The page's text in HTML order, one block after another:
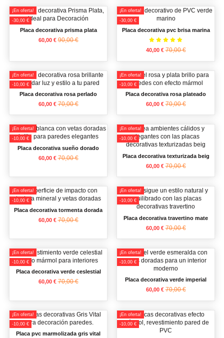
¡En oferta!
-30,00 €
Placa decorativa prisma plata
60,00 €90,00 €
¡En oferta!
-30,00 €
Placa decorativa pvc brisa marina
40,00 €70,00 €
¡En oferta!
-10,00 €
Placa decorativa rosa perlado
60,00 €70,00 €
¡En oferta!
-10,00 €
Placa decorativa rosa plateado
60,00 €70,00 €
¡En oferta!
-10,00 €
Placa decorativa sueño dorado
60,00 €70,00 €
¡En oferta!
-10,00 €
Placa decorativa texturizada beig
60,00 €70,00 €
¡En oferta!
-10,00 €
Placa decorativa tormenta dorada
60,00 €70,00 €
¡En oferta!
-10,00 €
Placa decorativa travertino mate
60,00 €70,00 €
¡En oferta!
-10,00 €
Placa decorativa verde ceslestial
60,00 €70,00 €
¡En oferta!
-10,00 €
Placa decorativa verde imperial
60,00 €70,00 €
¡En oferta!
-10,00 €
Placa pvc marmolizada gris vital
¡En oferta!
-10,00 €